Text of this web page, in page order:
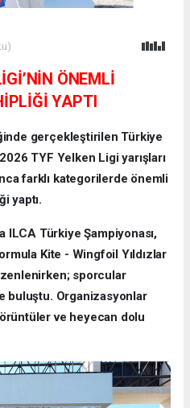
ÖNEMLİ
YAPTI
gerçekleştirilen Türkiye
TYF Yelken Ligi yarışları
farklı kategorilerde önemli
yaptı.
ILCA Türkiye Şampiyonası,
Kite - Wingfoil Yıldızlar
sporcular
buluştu. Organizasyonlar
ve heyecan dolu